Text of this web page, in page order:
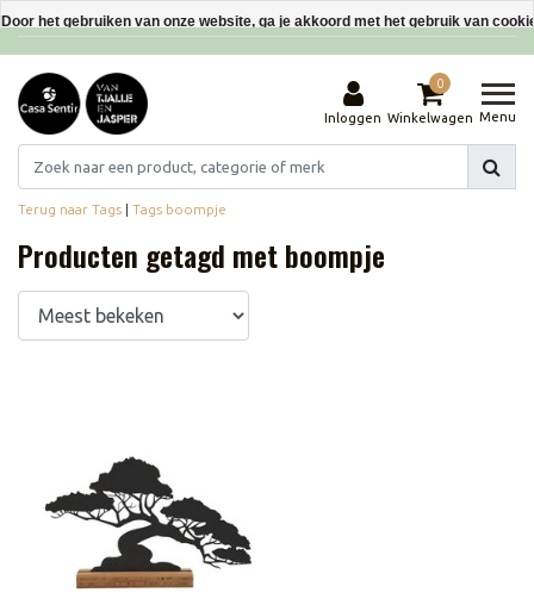
Interieurdecoraties van gerecyclede materialen
Inloggen
0
Winkelwagen Menu
Terug naar Tags | Tags boompje
Producten getagd met boompje
Door het gebruiken van onze website, ga je akkoord met het gebruik van